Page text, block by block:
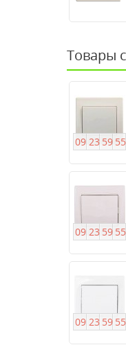
Товары
09 23 59 54
09 23 59 54
09 23 59 54